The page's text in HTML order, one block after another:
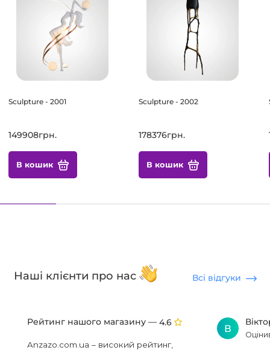
Sculpture - 2001
149908грн.
В кошик
Sculpture - 2002
178376грн.
В кошик
Наші клієнти про нас Всі відгуки
Рейтинг нашого магазину — 4.6
Anzazo.com.ua – високий рейтинг,
В